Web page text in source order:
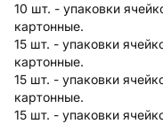
10 шт. - упаковки
картонные.
15 шт. - упаковки
картонные.
15 шт. - упаковки
картонные.
15 шт. - упаковки